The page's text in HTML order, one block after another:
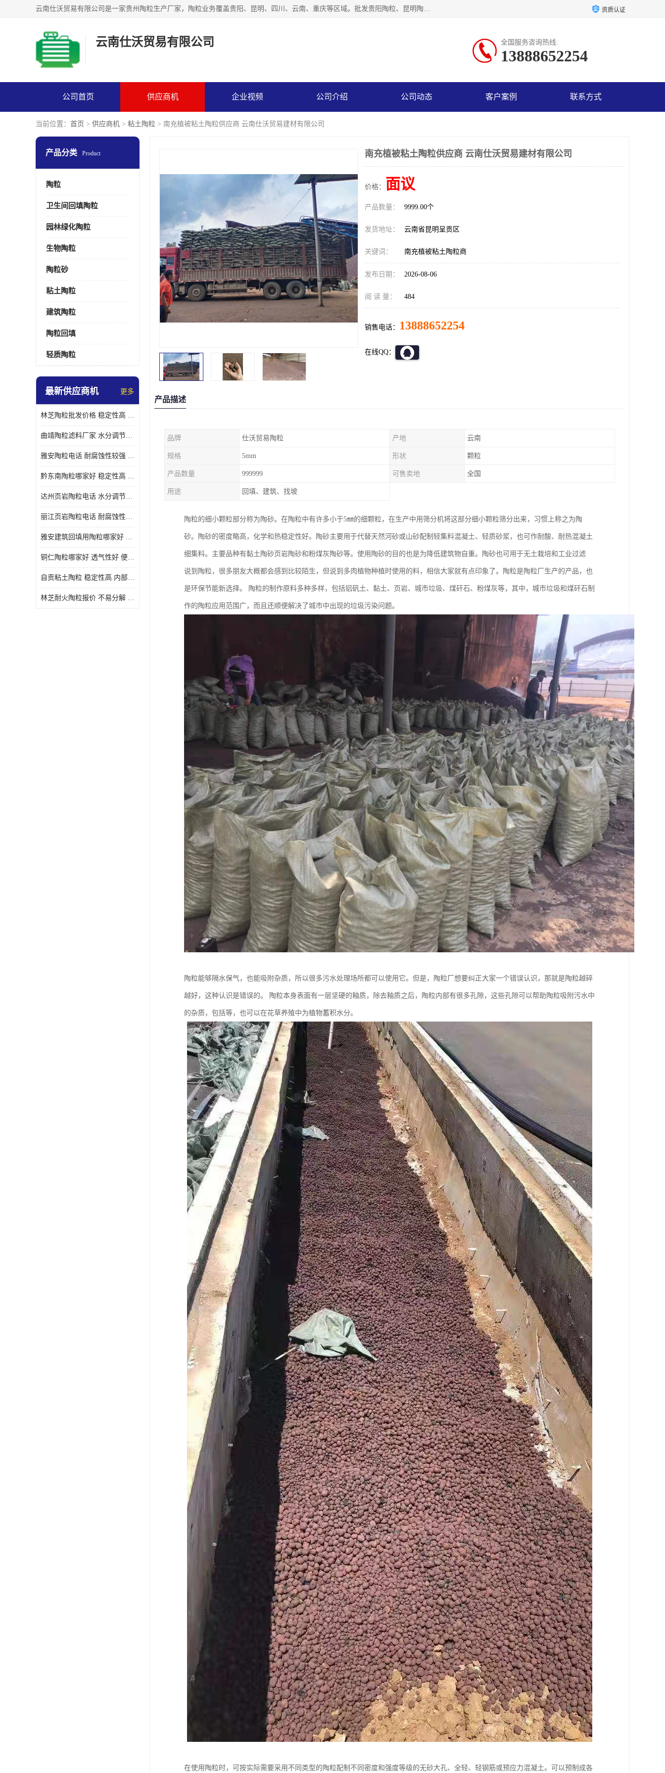
云南仕沃贸易有限公司是一家贵州陶粒生产厂家，陶粒业务覆盖贵阳、昆明、四川、云南、重庆等区域。批发贵阳陶粒、昆明陶粒、四川陶粒、云南陶粒、重庆陶粒，服务热线：*。仕沃贸易建材致力于建筑产业化、绿色建筑体系、产品和系统应用解决方案的企业。研发生产、销售和推广绿色建筑体系、建筑产业化体系的各种环保建筑产品。 资质认证
云南仕沃贸易有限公司 全国服务咨询热线:
13888652254
公司首页 供应商机 企业视频 公司介绍 公司动态 客户案例 联系方式
当前位置： 首页 > 供应商机 > 粘土陶粒 > 南充植被粘土陶粒供应商 云南仕沃贸易建材有限公司
产品分类 Product
陶粒
卫生间回填陶粒
园林绿化陶粒
生物陶粒
陶粒砂
粘土陶粒
建筑陶粒
陶粒回填
轻质陶粒
最新供应商机 更多
林芝陶粒批发价格 稳定性高 便于搬运和使用
曲靖陶粒滤料厂家 水分调节性好 长期使用寿命较长
雅安陶粒电话 耐腐蚀性较强 长期使用寿命较长
黔东南陶粒哪家好 稳定性高 长期使用寿命较长
达州页岩陶粒电话 水分调节性好 密度低 重量轻
丽江页岩陶粒电话 耐腐蚀性较强 便于搬运和使用
雅安建筑回填用陶粒哪家好 孔隙率高 比重轻 密度较小
铜仁陶粒哪家好 透气性好 便于搬运和使用
自贡粘土陶粒 稳定性高 内部空隙较大
林芝耐火陶粒报价 不易分解 便于搬运和使用
南充植被粘土陶粒供应商 云南仕沃贸易建材有限公司
价格： 面议
产品数量： 9999.00个
发货地址： 云南省昆明呈贡区
关键词： 南充植被粘土陶粒商
发布日期： 2026-08-06
阅 读 量： 484
销售电话： 13888652254
在线QQ：
产品描述
品牌 仕沃贸易陶粒 产地 云南
规格 5mm 形状 颗粒
产品数量 999999 可售卖地 全国
用途 回填、建筑、找坡
陶粒的细小颗粒部分称为陶砂。在陶粒中有许多小于5㎜的细颗粒，在生产中用筛分机将这部分细小颗粒筛分出来，习惯上称之为陶
砂。陶砂的密度略高，化学和热稳定性好。陶砂主要用于代替天然河砂或山砂配制轻集料混凝土、轻质砂浆，也可作耐酸、耐热混凝土
细集料。主要品种有黏土陶砂页岩陶砂和粉煤灰陶砂等。使用陶砂的目的也是为降低建筑物自重。陶砂也可用于无土栽培和工业过滤
说到陶粒，很多朋友大概都会感到比较陌生，但说到多肉植物种植时使用的料，相信大家就有点印象了。陶粒是陶粒厂生产的产品，也
是环保节能新选择。 陶粒的制作原料多种多样，包括铝矾土、黏土、页岩、城市垃圾、煤矸石、粉煤灰等，其中，城市垃圾和煤矸石制
作的陶粒应用范围广，而且还顺便解决了城市中出现的垃圾污染问题。
陶粒能够隔水保气，也能吸附杂质，所以很多污水处理场所都可以使用它。但是，陶粒厂想要纠正大家一个错误认识，那就是陶粒越碎
越好，这种认识是错误的。 陶粒本身表面有一层坚硬的釉质，除去釉质之后，陶粒内部有很多孔隙，这些孔隙可以帮助陶粒吸附污水中
的杂质，包括等，也可以在花草养殖中为植物蓄积水分。
在使用陶粒时，可按实际需要采用不同类型的陶粒配制不同密度和强度等级的无砂大孔、全轻、轻钢筋或预应力混凝土。可以预制成各